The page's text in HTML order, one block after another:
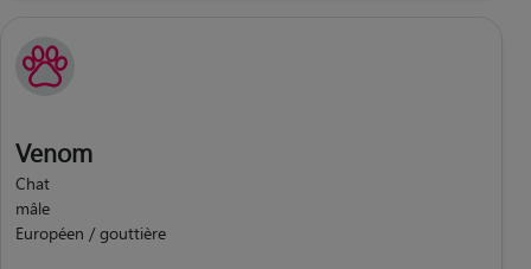
Venom
Chat
mâle
Européen / gouttière